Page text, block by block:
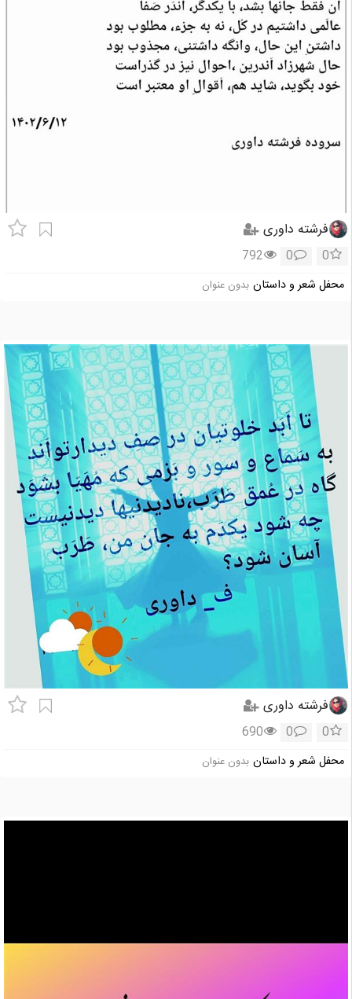
فرشته داوری
0
0
792
محفل شعر و داستان بدون عنوان
فرشته داوری
0
0
690
محفل شعر و داستان بدون عنوان